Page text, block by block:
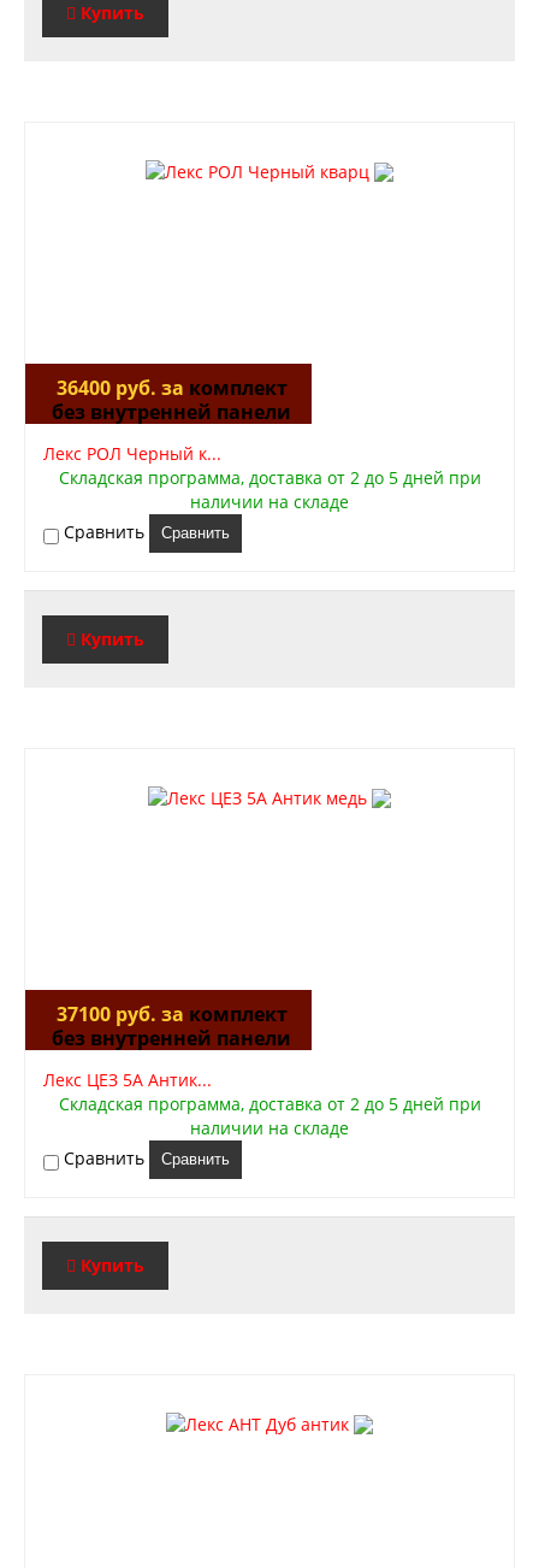
Купить
36400 руб. за комплект
без внутренней панели
Лекс РОЛ Черный к...
Складская программа, доставка от 2 до 5 дней при
наличии на складе
Сравнить
Сравнить
Купить
37100 руб. за комплект
без внутренней панели
Лекс ЦЕЗ 5А Антик...
Складская программа, доставка от 2 до 5 дней при
наличии на складе
Сравнить
Сравнить
Купить